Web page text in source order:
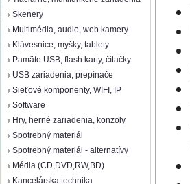
Skenery
Multimédia, audio, web kamery
Klávesnice, myšky, tablety
Pamäte USB, flash karty, čítačky
USB zariadenia, prepínače
Sieťové komponenty, WIFI, IP
Software
Hry, herné zariadenia, konzoly
Spotrebný materiál
Spotrebný materiál - alternatívy
Média (CD,DVD,RW,BD)
Kancelárska technika